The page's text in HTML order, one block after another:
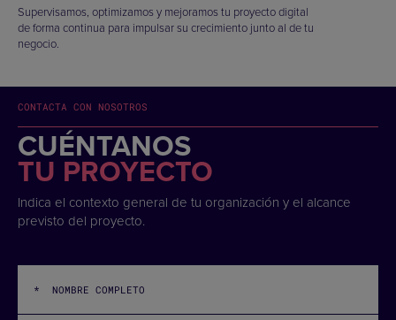
Supervisamos, optimizamos y mejoramos tu proyecto digital
de forma continua para impulsar su crecimiento junto al de tu
negocio.
CONTACTA CON NOSOTROS
CUÉNTANOS
TU PROYECTO
Indica el contexto general de tu organización y el alcance
previsto del proyecto.